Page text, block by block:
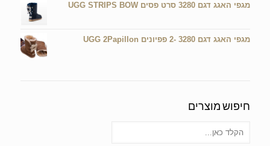
מגפי האגג דגם 3280 סרט פסים UGG STRIPS BOW
מגפי האגג דגם 3280 -2 פפיונים UGG 2Papillon
חיפוש מוצרים